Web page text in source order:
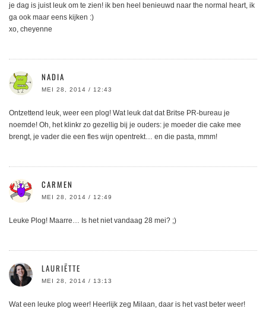
je dag is juist leuk om te zien! ik ben heel benieuwd naar the normal heart, ik
ga ook maar eens kijken :)
xo, cheyenne
NADIA
MEI 28, 2014 / 12:43
Ontzettend leuk, weer een plog! Wat leuk dat dat Britse PR-bureau je
noemde! Oh, het klinkr zo gezellig bij je ouders: je moeder die cake mee
brengt, je vader die een fles wijn opentrekt… en die pasta, mmm!
CARMEN
MEI 28, 2014 / 12:49
Leuke Plog! Maarre… Is het niet vandaag 28 mei? ;)
LAURIËTTE
MEI 28, 2014 / 13:13
Wat een leuke plog weer! Heerlijk zeg Milaan, daar is het vast beter weer!